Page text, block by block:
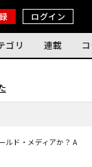
ログイン
ゴリ 連載
ルド・メディアか？ AI駆